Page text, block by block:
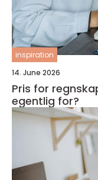
inspiration
14. June 2026
Pris for
egentlig for?